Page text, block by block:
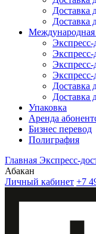
Доставка
Доставка
Международная
Экспресс-
Экспресс-
Экспресс-
Экспресс-
Доставка
Доставка
Упаковка
Аренда
Бизнес перевод
Полиграфия
Главная Экспресс-
Абакан
Личный кабинет +7